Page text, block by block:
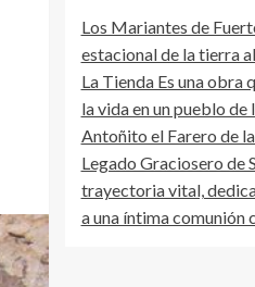
Los Mariantes de
estacional de la tierra
La Tienda Es una obra
la vida en un pueblo de
Antoñito el Farero de
Legado Graciosero de
trayectoria vital,
a una íntima comunión